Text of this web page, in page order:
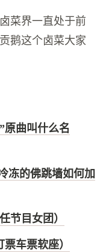
菜界一直处于前
鹅这个卤菜大家
原曲叫什么名
冻的佛跳墙如何加
节目女团）
车票软座）